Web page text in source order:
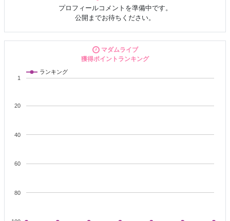
プロフィールコメントを準備中です。
公開までお待ちください。
マダムライブ
獲得ポイントランキング
ランキング
1
20
40
60
80